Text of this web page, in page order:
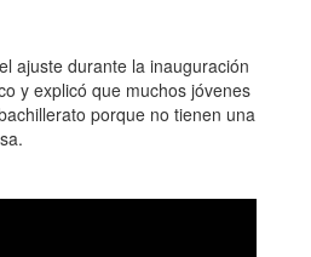
ajuste durante la inauguración
y explicó que muchos jóvenes
porque no tienen una